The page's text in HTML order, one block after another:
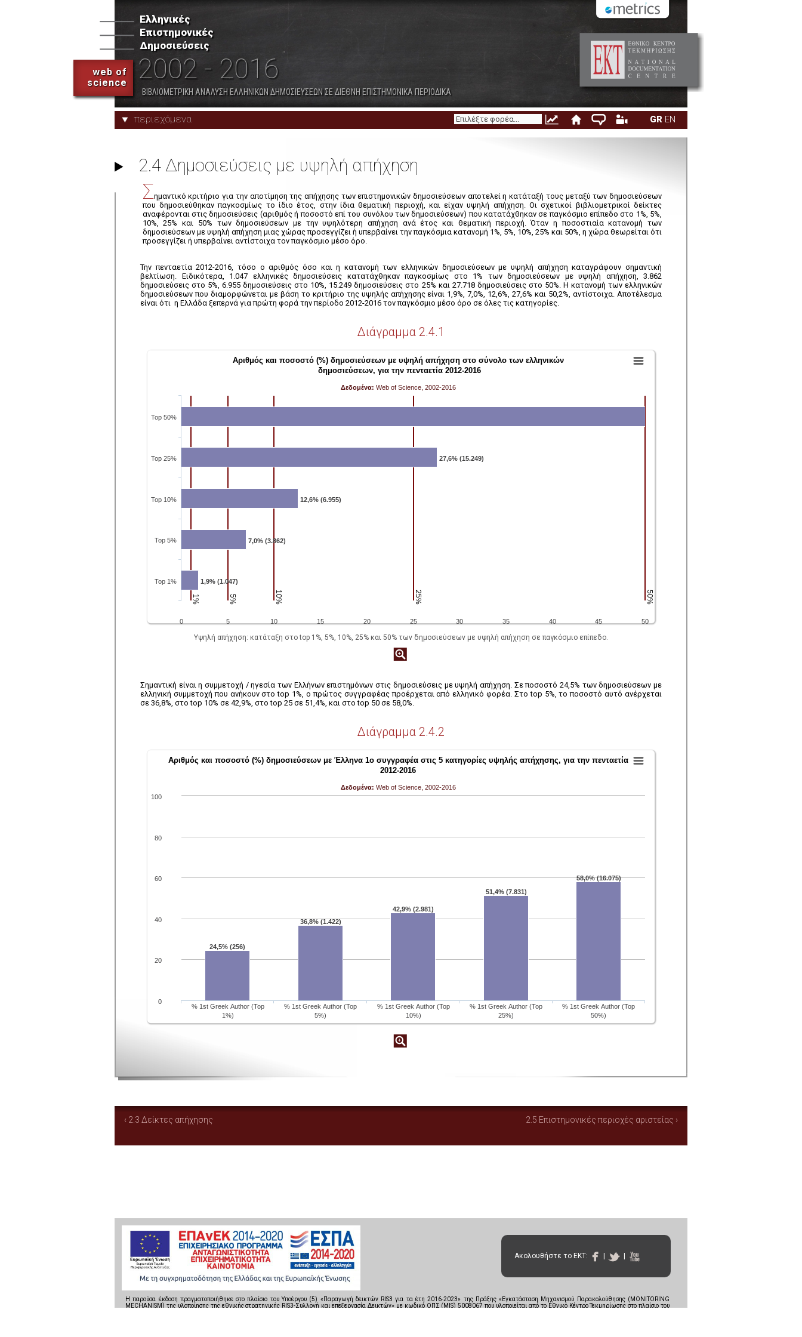
web of
science
Ελληνικές
Επιστημονικές
Δημοσιεύσεις
2002 - 2016
ΒΙΒΛΙΟΜΕΤΡΙΚΗ ΑΝΑΛΥΣΗ ΕΛΛΗΝΙΚΩΝ ΔΗΜΟΣΙΕΥΣΕΩΝ ΣΕ ΔΙΕΘΝΗ ΕΠΙΣΤΗΜΟΝΙΚΑ ΠΕΡΙΟΔΙΚΑ
περιεχόμενα GR EN
ανά Κατηγορία Φορέων
6. Ερευνητικά Κέντρα ΓΓΕΤ
Φορείς
9. Ιδιωτικοί Φορείς Υγείας
Προφίλ Φορέων Παραρτήματα Λίστα Διαγραμμάτων
2.4 Δημοσιεύσεις με υψηλή απήχηση
Σημαντικό κριτήριο για την αποτίμηση της απήχησης των επιστημονικών δημοσιεύσεων αποτελεί η κατάταξή τους μεταξύ των δημοσιεύσεων
που δημοσιεύθηκαν παγκοσμίως το ίδιο έτος, στην ίδια θεματική περιοχή, και είχαν υψηλή απήχηση. Οι σχετικοί βιβλιομετρικοί δείκτες
αναφέρονται στις δημοσιεύσεις (αριθμός ή ποσοστό επί του συνόλου των δημοσιεύσεων) που κατατάχθηκαν σε παγκόσμιο επίπεδο στο 1%, 5%,
10%, 25% και 50% των δημοσιεύσεων με την υψηλότερη απήχηση ανά έτος και θεματική περιοχή. Όταν η ποσοστιαία κατανομή των
δημοσιεύσεων με υψηλή απήχηση μιας χώρας προσεγγίζει ή υπερβαίνει την παγκόσμια κατανομή 1%, 5%, 10%, 25% και 50%, η χώρα θεωρείται ότι
προσεγγίζει ή υπερβαίνει αντίστοιχα τον παγκόσμιο μέσο όρο.
Την πενταετία 2012-2016, τόσο ο αριθμός όσο και η κατανομή των ελληνικών δημοσιεύσεων με υψηλή απήχηση καταγράφουν σημαντική
βελτίωση. Ειδικότερα, 1.047 ελληνικές δημοσιεύσεις κατατάχθηκαν παγκοσμίως στο 1% των δημοσιεύσεων με υψηλή απήχηση, 3.862
δημοσιεύσεις στο 5%, 6.955 δημοσιεύσεις στο 10%, 15.249 δημοσιεύσεις στο 25% και 27.718 δημοσιεύσεις στο 50%. Η κατανομή των ελληνικών
δημοσιεύσεων που διαμορφώνεται με βάση το κριτήριο της υψηλής απήχησης είναι 1,9%, 7,0%, 12,6%, 27,6% και 50,2%, αντίστοιχα. Αποτέλεσμα
είναι ότι η Ελλάδα ξεπερνά για πρώτη φορά την περίοδο 2012-2016 τον παγκόσμιο μέσο όρο σε όλες τις κατηγορίες.
Διάγραμμα 2.4.1
Yψηλή απήχηση: κατάταξη στο top 1%, 5%, 10%, 25% και 50% των δημοσιεύσεων με υψηλή απήχηση σε παγκόσμιο επίπεδο.
Σημαντική είναι η συμμετοχή / ηγεσία των Ελλήνων επιστημόνων στις δημοσιεύσεις με υψηλή απήχηση. Σε ποσοστό 24,5% των δημοσιεύσεων με
ελληνική συμμετοχή που ανήκουν στο top 1%, ο πρώτος συγγραφέας προέρχεται από ελληνικό φορέα. Στο top 5%, το ποσοστό αυτό ανέρχεται
σε 36,8%, στο top 10% σε 42,9%, στο top 25 σε 51,4%, και στο top 50 σε 58,0%.
Διάγραμμα 2.4.2
‹ 2.3 Δείκτες απήχησης 2.5 Επιστημονικές περιοχές αριστείας ›
Ακολουθήστε το ΕΚΤ:
Η παρούσα έκδοση πραγματοποιήθηκε στο πλαίσιο του Υποέργου (5) «Παραγωγή δεικτών RIS3 για τα έτη 2016-2023» της Πράξης «Εγκατάσταση Μηχανισμού Παρακολούθησης (MONITORING
MECHANISM) της υλοποίησης της εθνικής στρατηγικής RIS3-Συλλογή και επεξεργασία Δεικτών» με κωδικό ΟΠΣ (MIS) 5008067 που υλοποιείται από το Εθνικό Κέντρο Τεκμηρίωσης στο πλαίσιο του